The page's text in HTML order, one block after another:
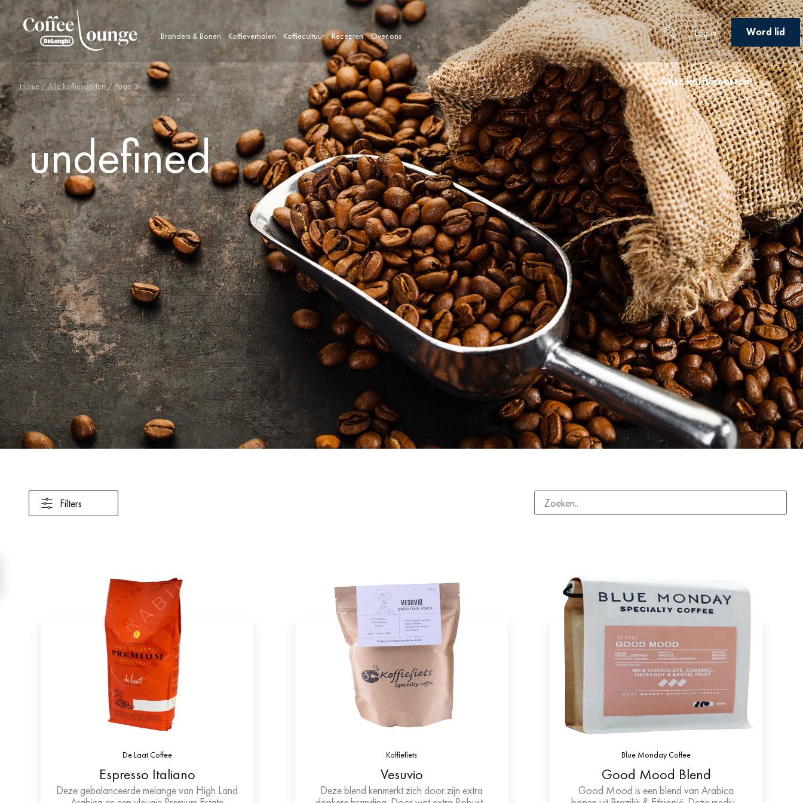
Branders & Bonen Koffieverhalen Koffiecultuur Recepten Over ons Log in Word lid
Home/Alle koffiesoorten / Page 3 Onze koffiesoorten ×
Alle koffiesoorten
undefined
Filters
De Laat Coffee
Espresso Italiano
Deze gebalanceerde melange van High Land
Koffiefiets
Vesuvio
Deze blend kenmerkt zich door zijn extra
Blue Monday Coffee
Good Mood Blend
Good Mood is een blend van Arabica